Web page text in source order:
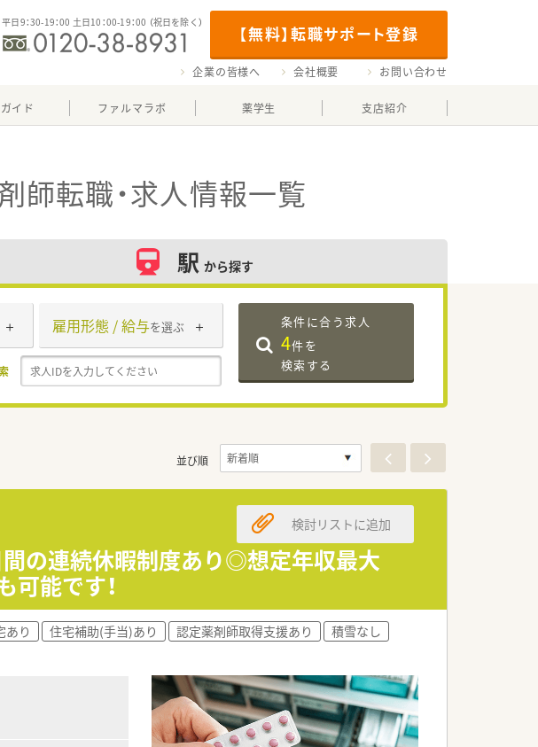
【無料】転職サポート登録
平日9：30-19：00 土日10：00-19：00 （祝日を除く）
企業の皆様へ 会社概要 お問い合わせ
イド ファルマラボ 薬学生 支店紹介
師転職・求人情報一覧
駅 から探す
雇用形態 / 給与を選ぶ 条件に合う求人
4件を
検索する
並び順
の連続休暇制度あり◎想定年収最大
能です！
検討リストに追加
あり 住宅補助(手当)あり 認定薬剤師取得支援あり
積雪なし